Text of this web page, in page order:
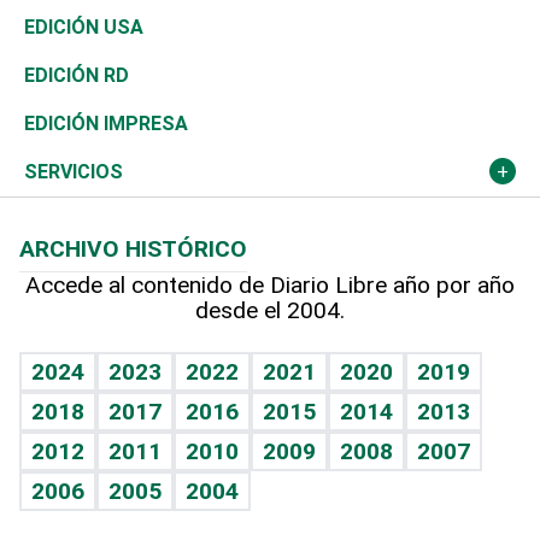
Reportajes
África
Ocenanía
Caribe
Resto del mundo
Vivienda
Telecom.
Global y variable
Economía personal
Buena Vida
Sociales
Novedades
Podcast Arte Libre
Hablando con el pediatra
Vida y familia
Eñe
Celebrando la vida
Sin complejos
Ciclismo
Tenis
Olimpismo
Más deportes
Línea de hit
TBT Deportivo
En Directo
El Espía
Noticiero Poteleche
Columnistas
Más firmas
Tecnología
Historia
Martes de tecnología
Cambio climático
Economía
Revista
Deportes
Opinión
Hecho en casa
Guía del dinero
EDICIÓN USA
EDICIÓN RD
EDICIÓN IMPRESA
SERVICIOS
Cumpleaños
Horóscopos
Crucigramas
ARCHIVO HISTÓRICO
Accede al contenido de Diario Libre año por año
desde el 2004.
2024 2023 2022 2021 2020
2019
2018
2017 2016 2015 2014
2013
2012
2011 2010 2009 2008
2007
2006
2005 2004